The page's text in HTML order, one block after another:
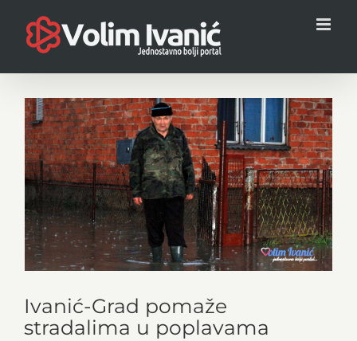
content
View
Larger
Image
Ivanić-Grad pomaže
stradalima u poplavama